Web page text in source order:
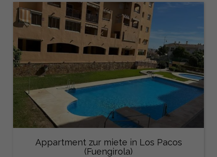
Appartment zur miete in Los Pacos
(Fuengirola)